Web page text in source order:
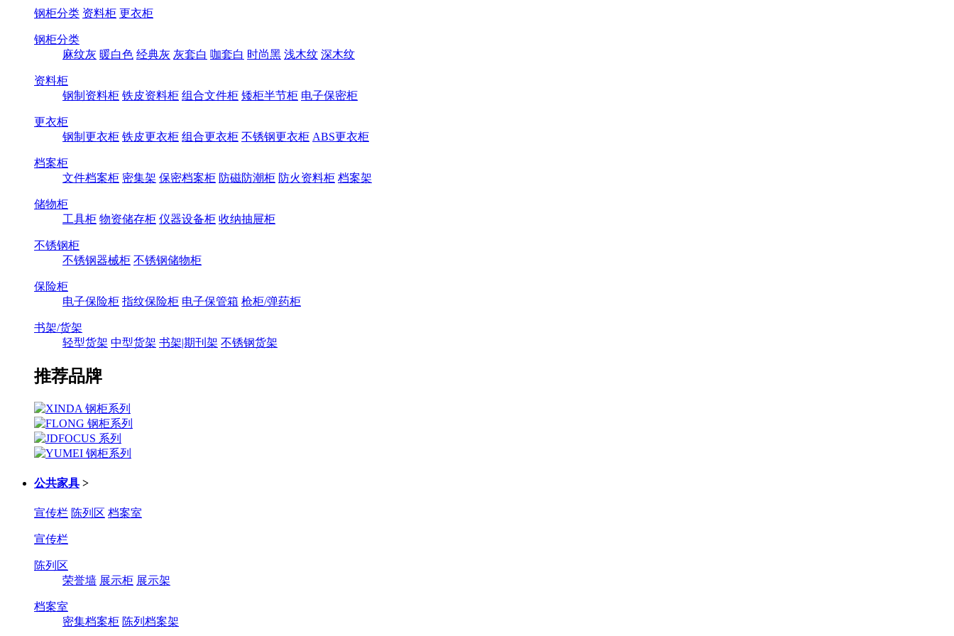
钢柜分类 资料柜 更衣柜
钢柜分类
麻纹灰 暖白色 经典灰 灰套白 咖套白 时尚黑 浅木纹 深木纹
资料柜
钢制资料柜 铁皮资料柜 组合文件柜 矮柜半节柜 电子保密柜
更衣柜
钢制更衣柜 铁皮更衣柜 组合更衣柜 不锈钢更衣柜 ABS更衣柜
档案柜
文件档案柜 密集架 保密档案柜 防磁防潮柜 防火资料柜 档案架
储物柜
工具柜 物资储存柜 仪器设备柜 收纳抽屉柜
不锈钢柜
不锈钢器械柜 不锈钢储物柜
保险柜
电子保险柜 指纹保险柜 电子保管箱 枪柜/弹药柜
书架/货架
轻型货架 中型货架 书架|期刊架 不锈钢货架
推荐品牌
公共家具 >
宣传栏 陈列区 档案室
宣传栏
陈列区
荣誉墙 展示柜 展示架
档案室
密集档案柜 陈列档案架